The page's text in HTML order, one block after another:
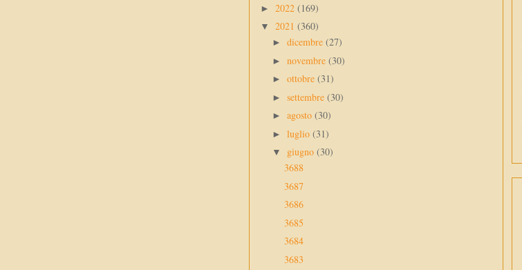
► 2022 (169)
▼ 2021 (360)
► dicembre (27)
► novembre (30)
► ottobre (31)
► settembre (30)
► agosto (30)
► luglio (31)
▼ giugno (30)
3688
3687
3686
3685
3684
3683